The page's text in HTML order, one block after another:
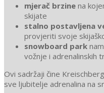
mjerač brzine na
skijate
stalno postavljena
provjeriti svoje
snowboard park
vožnje i adrenalinskih
Ovi sadržaji čine
sve ljubitelje adrenalina na